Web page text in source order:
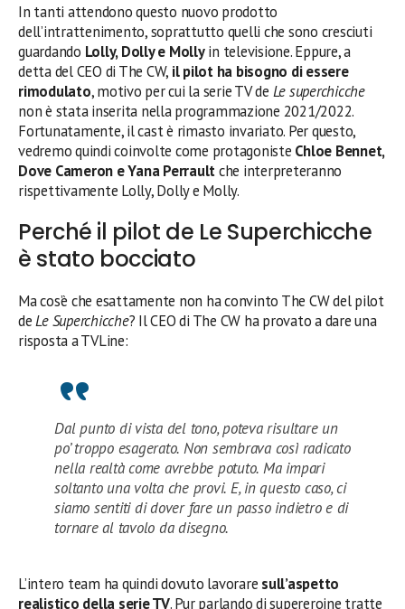
In tanti attendono questo nuovo prodotto
dell’intrattenimento, soprattutto quelli che sono cresciuti
guardando Lolly, Dolly e Mollyin televisione. Eppure, a
detta del CEO di The CW, il pilot ha bisogno di essere
rimodulato, motivo per cui la serie TV de Le superchicche
non è stata inserita nella programmazione 2021/2022.
Fortunatamente, il cast è rimasto invariato. Per questo,
vedremo quindi coinvolte come protagoniste Chloe Bennet,
Dove Cameron e Yana Perraultche interpreteranno
rispettivamente Lolly, Dolly e Molly.
Perché il pilot de Le Superchicche
è stato bocciato
Ma cos’è che esattamente non ha convinto The CW del pilot
deLe Superchicche? Il CEO di The CW ha provato a dare una
risposta a TVLine:
Dal punto di vista del tono, poteva risultare un
po’ troppo esagerato. Non sembrava così radicato
nella realtà come avrebbe potuto. Ma impari
soltanto una volta che provi. E, in questo caso, ci
siamo sentiti di dover fare un passo indietro e di
tornare al tavolo da disegno.
L’intero team ha quindi dovuto lavorare sull’aspetto
realistico della serie TV. Pur parlando di supereroine tratte